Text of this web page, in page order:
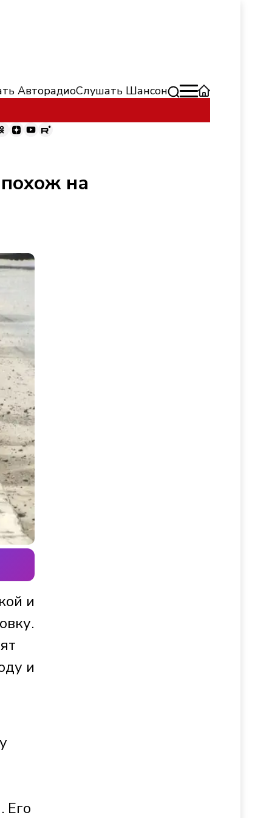
АвторадиоСлушать Шансон
на
и
и
Его